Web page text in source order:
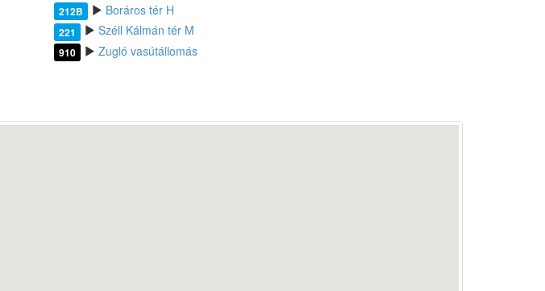
212B Boráros tér H
221 Széll Kálmán tér M
910 Zugló vasútállomás